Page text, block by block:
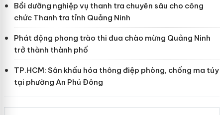
Bồi dưỡng nghiệp vụ thanh tra chuyên sâu cho công
chức Thanh tra tỉnh Quảng Ninh
Phát động phong trào thi đua chào mừng Quảng Ninh
trở thành thành phố
TP.HCM: Sân khấu hóa thông điệp phòng, chống ma túy
tại phường An Phú Đông